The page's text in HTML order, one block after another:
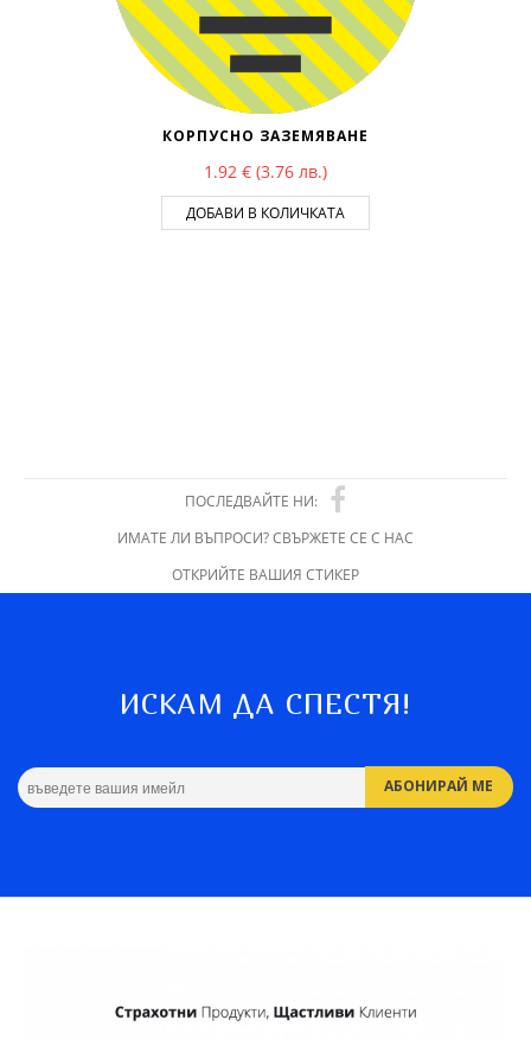
КОРПУСНО ЗАЗЕМЯВАНЕ
1.92 € (3.76 лв.)
ДОБАВИ В КОЛИЧКАТА
ПОСЛЕДВАЙТЕ НИ:
ИМАТЕ ЛИ ВЪПРОСИ? СВЪРЖЕТЕ СЕ С НАС
ОТКРИЙТЕ ВАШИЯ СТИКЕР
ИСКАМ ДА СПЕСТЯ!